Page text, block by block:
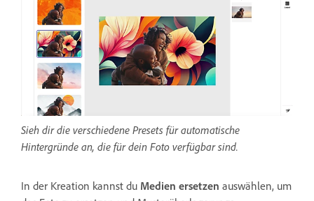
Sieh dir die verschiedene Presets für automatische
Hintergründe an, die für dein Foto verfügbar sind.
In der Kreation kannst du Medien ersetzen auswählen, um